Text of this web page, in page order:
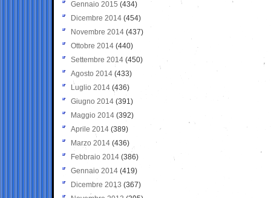
Gennaio 2015 (434)
Dicembre 2014 (454)
Novembre 2014 (437)
Ottobre 2014 (440)
Settembre 2014 (450)
Agosto 2014 (433)
Luglio 2014 (436)
Giugno 2014 (391)
Maggio 2014 (392)
Aprile 2014 (389)
Marzo 2014 (436)
Febbraio 2014 (386)
Gennaio 2014 (419)
Dicembre 2013 (367)